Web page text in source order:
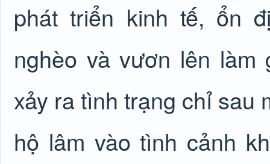
phát triển kinh tế, ổn
nghèo và vươn lên làm
xảy ra tình trạng chỉ sau
hộ lâm vào tình cảnh